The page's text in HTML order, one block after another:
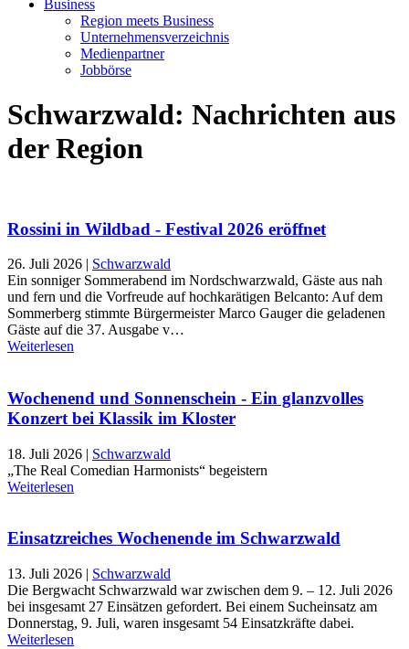
Business
Region meets Business
Unternehmensverzeichnis
Medienpartner
Jobbörse
Schwarzwald: Nachrichten aus
der Region
Rossini in Wildbad - Festival 2026 eröffnet
26. Juli 2026 | Schwarzwald
Ein sonniger Sommerabend im Nordschwarzwald, Gäste aus nah
und fern und die Vorfreude auf hochkarätigen Belcanto: Auf dem
Sommerberg stimmte Bürgermeister Marco Gauger die geladenen
Gäste auf die 37. Ausgabe v…
Weiterlesen
Wochenend und Sonnenschein - Ein glanzvolles
Konzert bei Klassik im Kloster
18. Juli 2026 | Schwarzwald
„The Real Comedian Harmonists“ begeistern
Weiterlesen
Einsatzreiches Wochenende im Schwarzwald
13. Juli 2026 | Schwarzwald
Die Bergwacht Schwarzwald war zwischen dem 9. – 12. Juli 2026
bei insgesamt 27 Einsätzen gefordert. Bei einem Sucheinsatz am
Donnerstag, 9. Juli, waren insgesamt 54 Einsatzkräfte dabei.
Weiterlesen